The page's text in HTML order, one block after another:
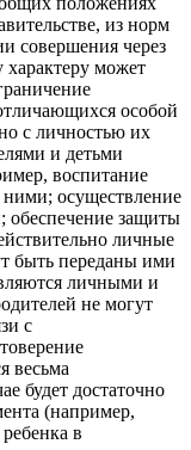
из норм
совершения через
характеру может
особой
с личностью их
и детьми
воспитание
ними; осуществление
обеспечение защиты
личные
быть переданы ими
личными и
не могут
с
весьма
будет достаточно
(например,
в